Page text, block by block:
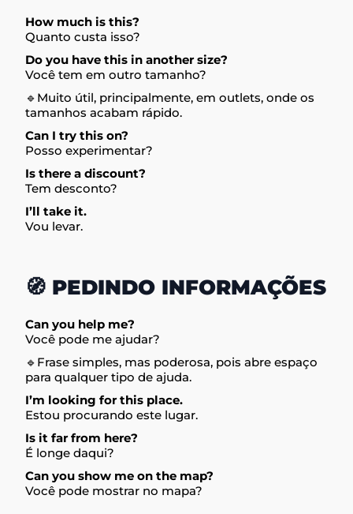
How much is this?
Quanto custa isso?
Do you have this in another size?
Você tem em outro tamanho?
🔹Muito útil, principalmente, em outlets, onde os
tamanhos acabam rápido.
Can I try this on?
Posso experimentar?
Is there a discount?
Tem desconto?
I’ll take it.
Vou levar.
🧭 PEDINDO INFORMAÇÕES
Can you help me?
Você pode me ajudar?
🔹Frase simples, mas poderosa, pois abre espaço
para qualquer tipo de ajuda.
I’m looking for this place.
Estou procurando este lugar.
Is it far from here?
É longe daqui?
Can you show me on the map?
Você pode mostrar no mapa?